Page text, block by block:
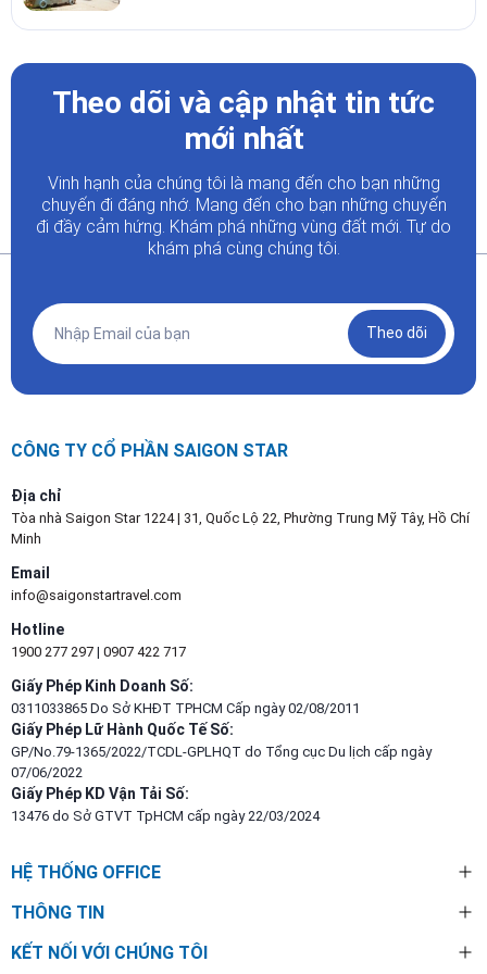
Theo dõi và cập nhật tin tức
mới nhất
Vinh hạnh của chúng tôi là mang đến cho bạn những
chuyến đi đáng nhớ. Mang đến cho bạn những chuyến
đi đầy cảm hứng. Khám phá những vùng đất mới. Tự do
khám phá cùng chúng tôi.
Theo dõi
CÔNG TY CỔ PHẦN SAIGON STAR
Địa chỉ
Tòa nhà Saigon Star 1224 | 31, Quốc Lộ 22, Phường Trung Mỹ Tây, Hồ Chí
Minh
Email
info@saigonstartravel.com
Hotline
1900 277 297 | 0907 422 717
Giấy Phép Kinh Doanh Số:
0311033865 Do Sở KHĐT TPHCM Cấp ngày 02/08/2011
Giấy Phép Lữ Hành Quốc Tế Số:
GP/No.79-1365/2022/TCDL-GPLHQT do Tổng cục Du lịch cấp ngày
07/06/2022
Giấy Phép KD Vận Tải Số:
13476 do Sở GTVT TpHCM cấp ngày 22/03/2024
HỆ THỐNG OFFICE
THÔNG TIN
KẾT NỐI VỚI CHÚNG TÔI